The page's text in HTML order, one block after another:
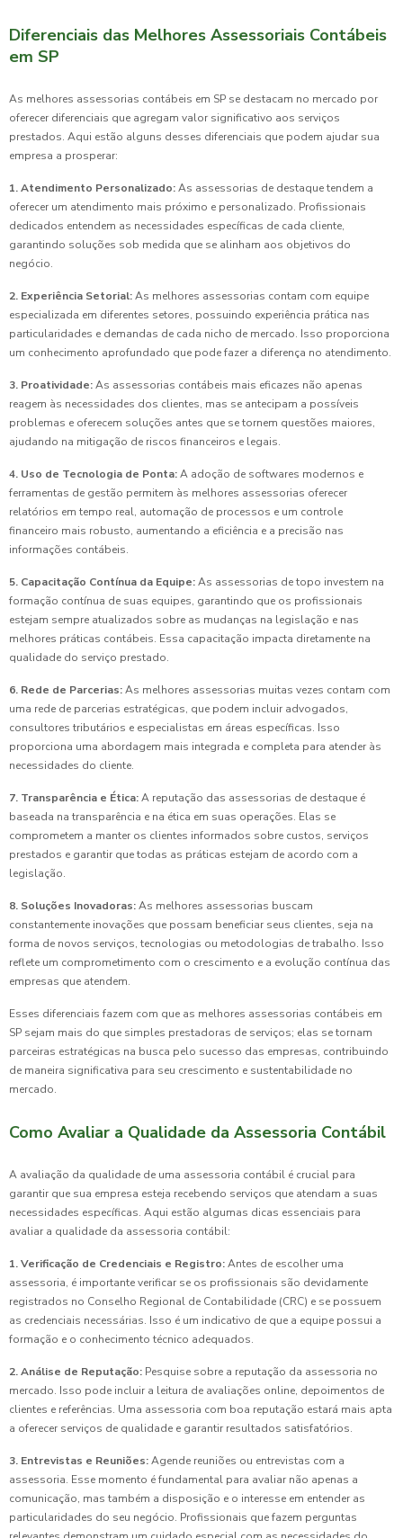
Diferenciais das Melhores Assessoriais Contábeis
em SP
As melhores assessorias contábeis em SP se destacam no mercado por
oferecer diferenciais que agregam valor significativo aos serviços
prestados. Aqui estão alguns desses diferenciais que podem ajudar sua
empresa a prosperar:
1. Atendimento Personalizado:As assessorias de destaque tendem a
oferecer um atendimento mais próximo e personalizado. Profissionais
dedicados entendem as necessidades específicas de cada cliente,
garantindo soluções sob medida que se alinham aos objetivos do
negócio.
2. Experiência Setorial:As melhores assessorias contam com equipe
especializada em diferentes setores, possuindo experiência prática nas
particularidades e demandas de cada nicho de mercado. Isso proporciona
um conhecimento aprofundado que pode fazer a diferença no atendimento.
3. Proatividade:As assessorias contábeis mais eficazes não apenas
reagem às necessidades dos clientes, mas se antecipam a possíveis
problemas e oferecem soluções antes que se tornem questões maiores,
ajudando na mitigação de riscos financeiros e legais.
4. Uso de Tecnologia de Ponta:A adoção de softwares modernos e
ferramentas de gestão permitem às melhores assessorias oferecer
relatórios em tempo real, automação de processos e um controle
financeiro mais robusto, aumentando a eficiência e a precisão nas
informações contábeis.
5. Capacitação Contínua da Equipe:As assessorias de topo investem na
formação contínua de suas equipes, garantindo que os profissionais
estejam sempre atualizados sobre as mudanças na legislação e nas
melhores práticas contábeis. Essa capacitação impacta diretamente na
qualidade do serviço prestado.
6. Rede de Parcerias:As melhores assessorias muitas vezes contam com
uma rede de parcerias estratégicas, que podem incluir advogados,
consultores tributários e especialistas em áreas específicas. Isso
proporciona uma abordagem mais integrada e completa para atender às
necessidades do cliente.
7. Transparência e Ética:A reputação das assessorias de destaque é
baseada na transparência e na ética em suas operações. Elas se
comprometem a manter os clientes informados sobre custos, serviços
prestados e garantir que todas as práticas estejam de acordo com a
legislação.
8. Soluções Inovadoras:As melhores assessorias buscam
constantemente inovações que possam beneficiar seus clientes, seja na
forma de novos serviços, tecnologias ou metodologias de trabalho. Isso
reflete um comprometimento com o crescimento e a evolução contínua das
empresas que atendem.
Esses diferenciais fazem com que as melhores assessorias contábeis em
SP sejam mais do que simples prestadoras de serviços; elas se tornam
parceiras estratégicas na busca pelo sucesso das empresas, contribuindo
de maneira significativa para seu crescimento e sustentabilidade no
mercado.
Como Avaliar a Qualidade da Assessoria Contábil
A avaliação da qualidade de uma assessoria contábil é crucial para
garantir que sua empresa esteja recebendo serviços que atendam a suas
necessidades específicas. Aqui estão algumas dicas essenciais para
avaliar a qualidade da assessoria contábil:
1. Verificação de Credenciais e Registro:Antes de escolher uma
assessoria, é importante verificar se os profissionais são devidamente
registrados no Conselho Regional de Contabilidade (CRC) e se possuem
as credenciais necessárias. Isso é um indicativo de que a equipe possui a
formação e o conhecimento técnico adequados.
2. Análise de Reputação: Pesquise sobre a reputação da assessoria no
mercado. Isso pode incluir a leitura de avaliações online, depoimentos de
clientes e referências. Uma assessoria com boa reputação estará mais apta
a oferecer serviços de qualidade e garantir resultados satisfatórios.
3. Entrevistas e Reuniões:Agende reuniões ou entrevistas com a
assessoria. Esse momento é fundamental para avaliar não apenas a
comunicação, mas também a disposição e o interesse em entender as
particularidades do seu negócio. Profissionais que fazem perguntas